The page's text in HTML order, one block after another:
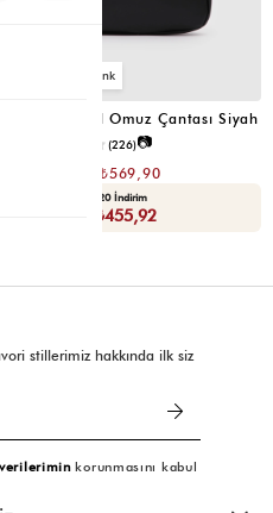
Valerie Oval Omuz Çantası Siyah
(226)📷
₺569,90
Yaza Özel Ek %20 İndirim
Sepette : ₺455,92
stillerimiz hakkında ilk siz
korunmasını kabul